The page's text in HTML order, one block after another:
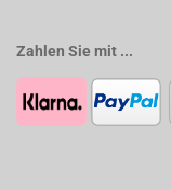
Zahlen Sie mit ...